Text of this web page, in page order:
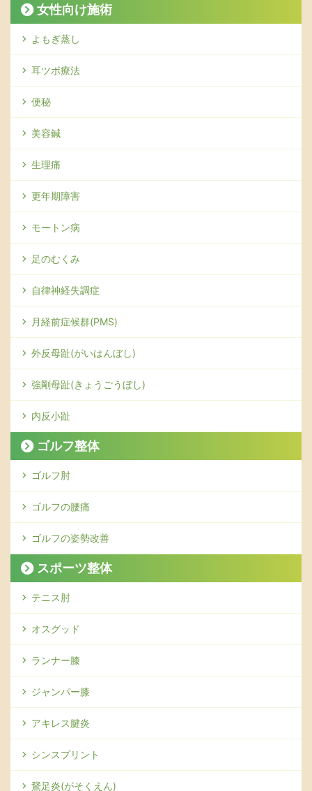
女性向け施術
よもぎ蒸し
耳ツボ療法
便秘
美容鍼
生理痛
更年期障害
モートン病
足のむくみ
自律神経失調症
月経前症候群(PMS)
外反母趾(がいはんぼし)
強剛母趾(きょうごうぼし)
内反小趾
ゴルフ整体
ゴルフ肘
ゴルフの腰痛
ゴルフの姿勢改善
スポーツ整体
テニス肘
オスグッド
ランナー膝
ジャンパー膝
アキレス腱炎
シンスプリント
鵞足炎(がそくえん)